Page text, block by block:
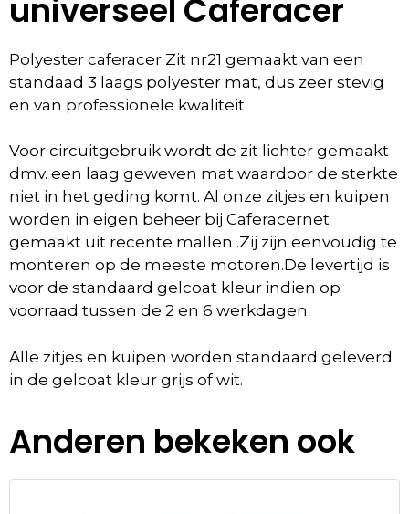
universeel Caferacer
Polyester caferacer Zit nr21 gemaakt van een
standaad 3 laags polyester mat, dus zeer stevig
en van professionele kwaliteit.
Voor circuitgebruik wordt de zit lichter gemaakt
dmv. een laag geweven mat waardoor de sterkte
niet in het geding komt. Al onze zitjes en kuipen
worden in eigen beheer bij Caferacernet
gemaakt uit recente mallen .Zij zijn eenvoudig te
monteren op de meeste motoren.De levertijd is
voor de standaard gelcoat kleur indien op
voorraad tussen de 2 en 6 werkdagen.
Alle zitjes en kuipen worden standaard geleverd
in de gelcoat kleur grijs of wit.
Anderen bekeken ook